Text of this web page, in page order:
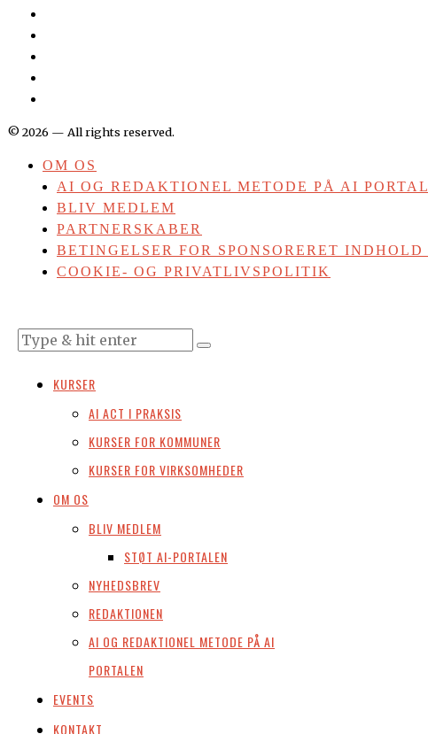
©2026 — All rights reserved.
OM OS
AI OG REDAKTIONEL METODE PÅ AI
BLIV MEDLEM
PARTNERSKABER
BETINGELSER FOR SPONSORERET
COOKIE- OG PRIVATLIVSPOLITIK
KURSER
AI ACT I PRAKSIS
KURSER FOR KOMMUNER
KURSER FOR VIRKSOMHEDER
OM OS
BLIV MEDLEM
STØT AI-PORTALEN
NYHEDSBREV
REDAKTIONEN
AI OG REDAKTIONEL METODE PÅ AI
PORTALEN
EVENTS
KONTAKT